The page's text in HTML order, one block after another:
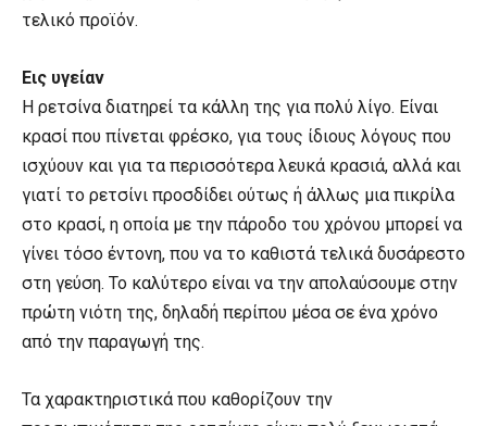
τελικό προϊόν.
Εις υγείαν
Η ρετσίνα διατηρεί τα κάλλη της για πολύ λίγο. Είναι
κρασί που πίνεται φρέσκο, για τους ίδιους λόγους που
ισχύουν και για τα περισσότερα λευκά κρασιά, αλλά και
γιατί το ρετσίνι προσδίδει ούτως ή άλλως μια πικρίλα
στο κρασί, η οποία με την πάροδο του χρόνου μπορεί να
γίνει τόσο έντονη, που να το καθιστά τελικά δυσάρεστο
στη γεύση. Το καλύτερο είναι να την απολαύσουμε στην
πρώτη νιότη της, δηλαδή περίπου μέσα σε ένα χρόνο
από την παραγωγή της.
Τα χαρακτηριστικά που καθορίζουν την